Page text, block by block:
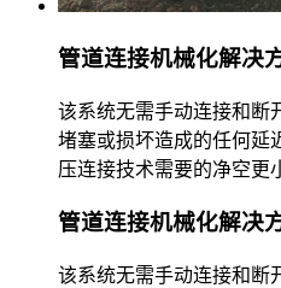
管道连接机械化解决
该系统无需手动连接和断
堵塞或损坏造成的任何延
压连接技术需要的净空更
管道连接机械化解决
该系统无需手动连接和断